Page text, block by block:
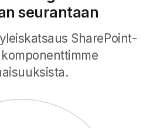
seurantaan
SharePoint-